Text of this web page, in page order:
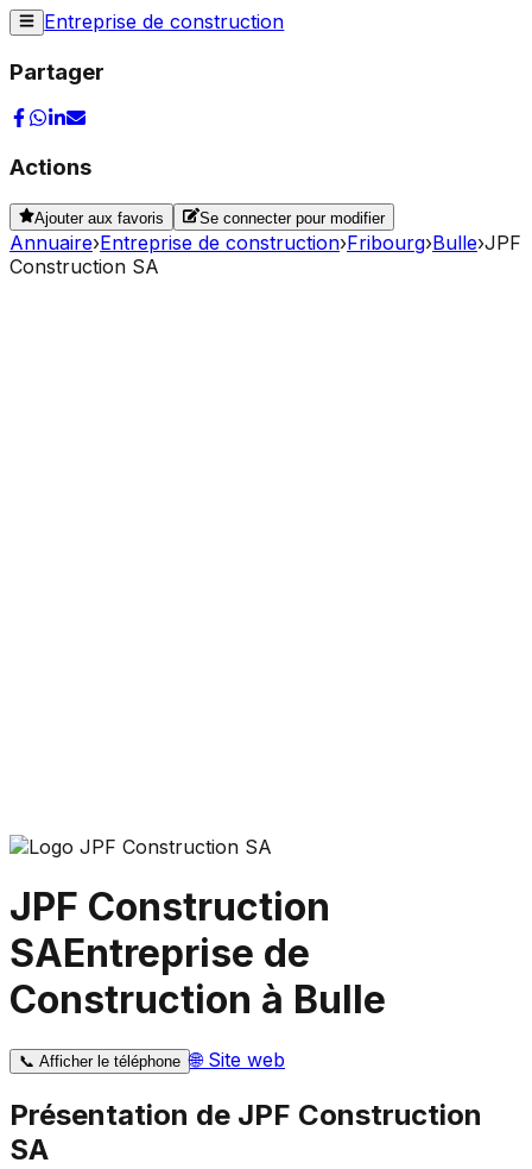
Entreprise de construction
Partager
Actions
Ajouter aux favoris Se connecter pour modifier
Annuaire›Entreprise de construction›Fribourg›Bulle›JPF
Construction SA
JPF Construction
SAEntreprise de
Construction à Bulle
📞 Afficher le téléphone 🌐Site web
Présentation de JPF Construction
SA